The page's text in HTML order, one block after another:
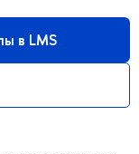
в LMS